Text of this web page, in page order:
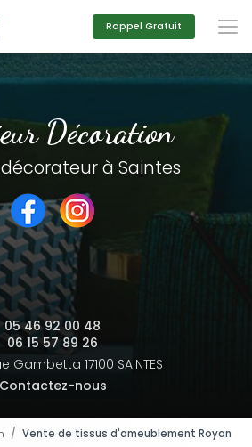
Rappel Gratuit
Décoration
à Saintes
05 46 92 00 48
06 15 57 89 26
Gambetta 17100 SAINTES
Contactez-nous
Vente de tissus d'ameublement Royan